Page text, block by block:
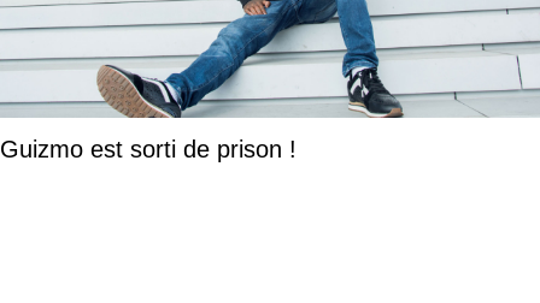
Guizmo est sorti de prison !